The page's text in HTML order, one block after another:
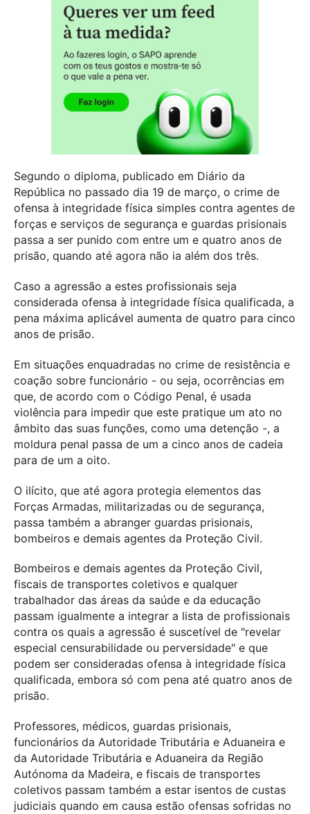
Segundo o diploma, publicado em Diário da
República no passado dia 19 de março, o crime de
ofensa à integridade física simples contra agentes de
forças e serviços de segurança e guardas prisionais
passa a ser punido com entre um e quatro anos de
prisão, quando até agora não ia além dos três.
Caso a agressão a estes profissionais seja
considerada ofensa à integridade física qualificada, a
pena máxima aplicável aumenta de quatro para cinco
anos de prisão.
Em situações enquadradas no crime de resistência e
coação sobre funcionário - ou seja, ocorrências em
que, de acordo com o Código Penal, é usada
violência para impedir que este pratique um ato no
âmbito das suas funções, como uma detenção -, a
moldura penal passa de um a cinco anos de cadeia
para de um a oito.
O ilícito, que até agora protegia elementos das
Forças Armadas, militarizadas ou de segurança,
passa também a abranger guardas prisionais,
bombeiros e demais agentes da Proteção Civil.
Bombeiros e demais agentes da Proteção Civil,
fiscais de transportes coletivos e qualquer
trabalhador das áreas da saúde e da educação
passam igualmente a integrar a lista de profissionais
contra os quais a agressão é suscetível de "revelar
especial censurabilidade ou perversidade" e que
podem ser consideradas ofensa à integridade física
qualificada, embora só com pena até quatro anos de
prisão.
Professores, médicos, guardas prisionais,
funcionários da Autoridade Tributária e Aduaneira e
da Autoridade Tributária e Aduaneira da Região
Autónoma da Madeira, e fiscais de transportes
coletivos passam também a estar isentos de custas
judiciais quando em causa estão ofensas sofridas no